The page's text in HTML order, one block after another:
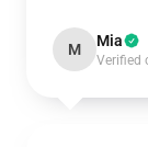
M Mia
Verified